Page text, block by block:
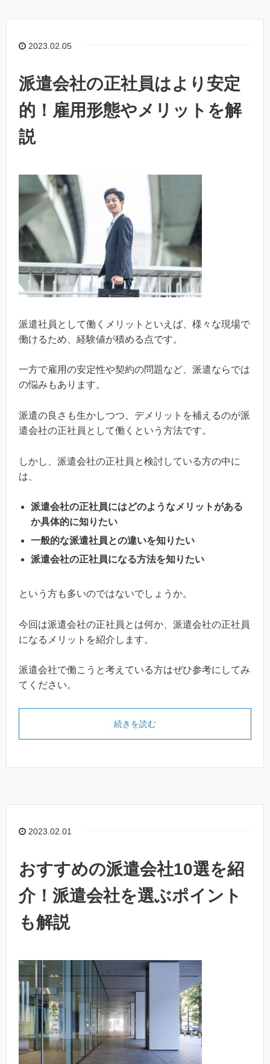
2023.02.05
派遣会社の正社員はより安定
的！雇用形態やメリットを解
説
派遣社員として働くメリットといえば、様々な現場で
働けるため、経験値が積める点です。
一方で雇用の安定性や契約の問題など、派遣ならでは
の悩みもあります。
派遣の良さも生かしつつ、デメリットを補えるのが派
遣会社の正社員として働くという方法です。
しかし、派遣会社の正社員と検討している方の中に
は、
派遣会社の正社員にはどのようなメリットがある
か具体的に知りたい
一般的な派遣社員との違いを知りたい
派遣会社の正社員になる方法を知りたい
という方も多いのではないでしょうか。
今回は派遣会社の正社員とは何か、派遣会社の正社員
になるメリットを紹介します。
派遣会社で働こうと考えている方はぜひ参考にしてみ
てください。
続きを読む
2023.02.01
おすすめの派遣会社10選を紹
介！派遣会社を選ぶポイント
も解説